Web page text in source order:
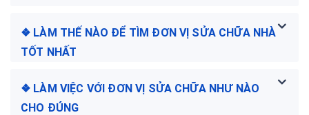
❖ LÀM THẾ NÀO ĐỂ TÌM ĐƠN VỊ SỬA CHỮA NHÀ
TỐT NHẤT
❖ LÀM VIỆC VỚI ĐƠN VỊ SỬA CHỮA NHƯ NÀO
CHO ĐÚNG